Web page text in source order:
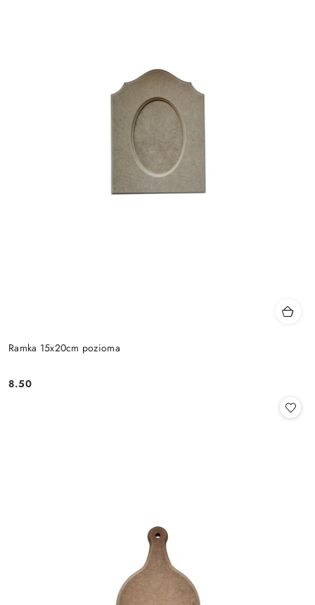
Ramka 15x20cm pozioma
Cena:
8.50